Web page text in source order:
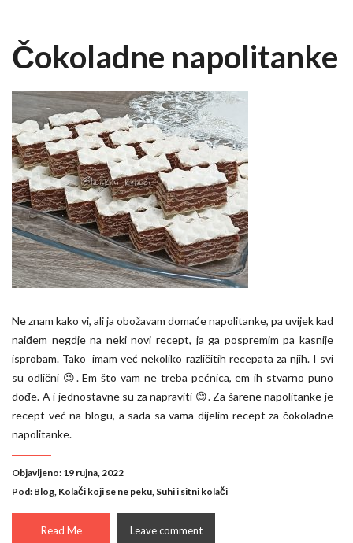
Čokoladne napolitanke
Ne znam kako vi, ali ja obožavam domaće napolitanke, pa uvijek kad
naiđem negdje na neki novi recept, ja ga pospremim pa kasnije
isprobam. Tako imam već nekoliko različitih recepata za njih. I svi
su odlični 😉. Em što vam ne treba pećnica, em ih stvarno puno
dođe. A i jednostavne su za napraviti 😊. Za šarene napolitanke je
recept već na blogu, a sada sa vama dijelim recept za čokoladne
napolitanke.
Objavljeno: 19 rujna, 2022
Pod: Blog, Kolači koji se ne peku, Suhi i sitni kolači
Read Me Leave comment